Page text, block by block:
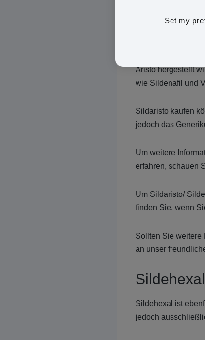
Aristo hergestellt
wie Sildenafil und
Sildaristo kaufen
jedoch das
Um weitere
erfahren, schauen
Um Sildaristo/
finden Sie, wenn
Sollten Sie weitere
an unser
Sildehexal ist
jedoch
Set my